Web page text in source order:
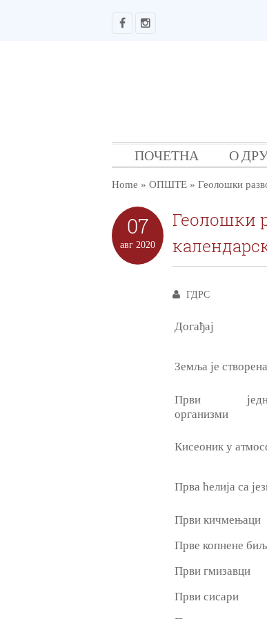
ПОЧЕТНА О
Home » ОПШТЕ » Геолошки
07
авг 2020
Геолошки развој Земље приказан аналогно једној
ГДРС
Догађај
Земља је створена
Први
организми
Кисеоник у
Прва ћелија са
Први кичмењаци
Прве копнене
Први гмизавци
Први сисари